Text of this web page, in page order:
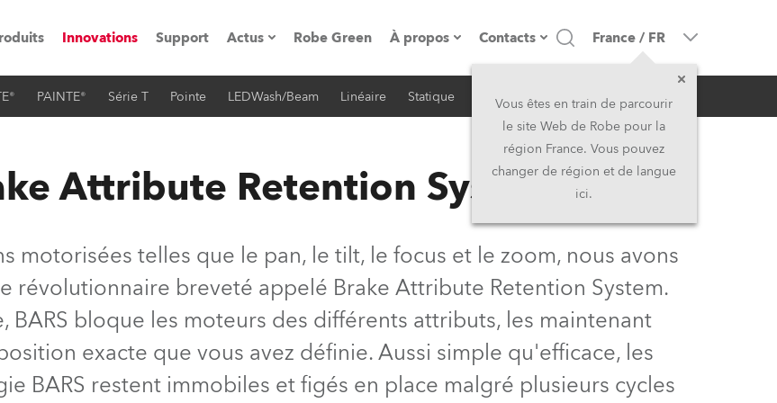
vidéo
Innovations Support Actus
Communiqués de presse
Robe Green À propos
Présentation de l'entreprise
Fabriqué en Europe
Propriétaires
Carrière
Kariéra (CZ)
Contacts
Siège Social
Siège Social & Usine
Moyen-Orient
Asie et Pacifique
Royaume-Uni et Irelande
France / FR
Vous êtes en train de parcourir
le site Web de Robe pour la
région France. Vous pouvez
changer de région et de langue
ici.
PAINTE® Série T Pointe LEDWash/Beam Linéaire Statique iSeries Architectural
Attribute Retention System
motorisées telles que le pan, le tilt, le focus et le zoom, nous avons
révolutionnaire breveté appelé Brake Attribute Retention System.
BARS bloque les moteurs des différents attributs, les maintenant
exacte que vous avez définie. Aussi simple qu'efficace, les
BARS restent immobiles et figés en place malgré plusieurs cycles